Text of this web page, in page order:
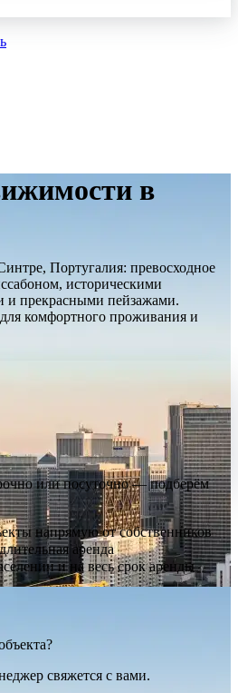
в
Португалия: превосходное
историческими
и прекрасными пейзажами.
комфортного проживания и
или посуточно — подберём
напрямую от собственников
аренда
и на весь срок аренды
свяжется с вами.